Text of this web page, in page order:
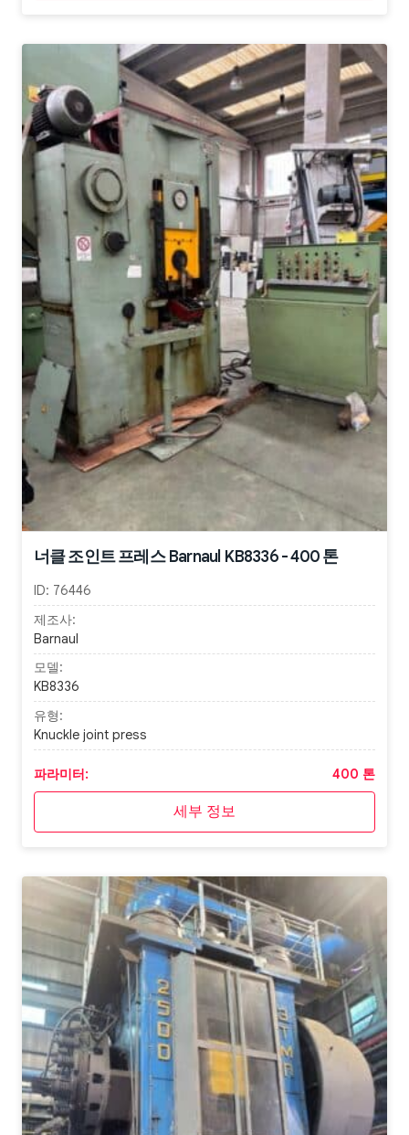
너클 조인트 프레스 Barnaul KB8336 - 400 톤
ID: 76446
제조사:
Barnaul
모델:
KB8336
유형:
Knuckle joint press
파라미터: 400 톤
세부 정보